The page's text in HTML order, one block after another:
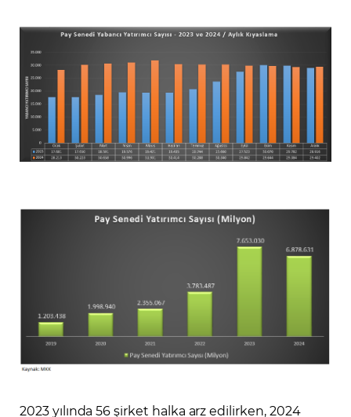
2023 yılında 56 şirket halka arz edilirken, 2024